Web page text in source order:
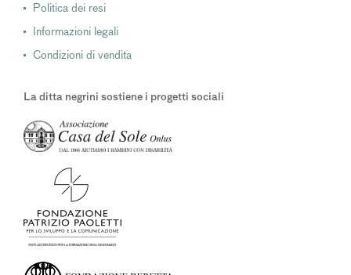
Politica dei resi
Informazioni legali
Condizioni di vendita
La ditta negrini sostiene i progetti sociali